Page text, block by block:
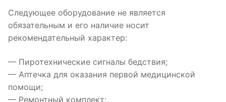
Следующее оборудование не является
обязательным и его наличие носит
рекомендательный характер:
— Пиротехнические сигналы бедствия;
— Аптечка для оказания первой медицинской
помощи;
— Ремонтный комплект;